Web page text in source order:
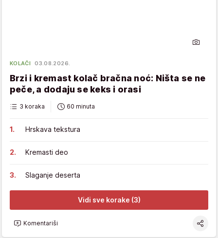
KOLAČI 03.08.2026.
Brzi i kremast kolač bračna noć: Ništa se ne
peče, a dodaju se keks i orasi
3 koraka 60 minuta
Hrskava tekstura
Kremasti deo
Slaganje deserta
Vidi sve korake (3)
Komentariši